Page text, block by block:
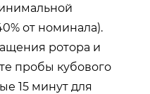
от номинала).
ротора и
пробы кубового
15 минут для